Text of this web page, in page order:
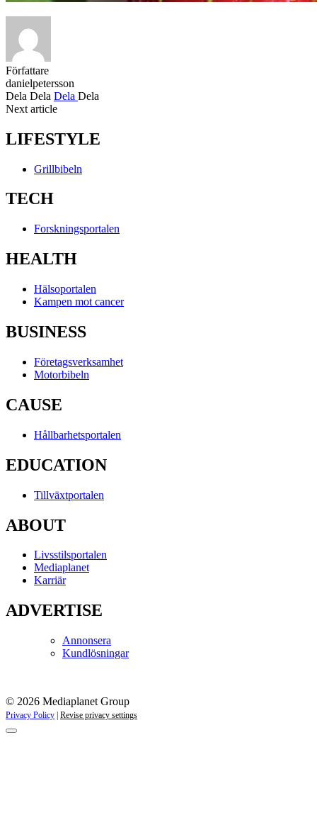
Författare
danielpetersson
Dela Dela Dela Dela
Next article
LIFESTYLE
Grillbibeln
TECH
Forskningsportalen
HEALTH
Hälsoportalen
Kampen mot cancer
BUSINESS
Företagsverksamhet
Motorbibeln
CAUSE
Hållbarhetsportalen
EDUCATION
Tillväxtportalen
ABOUT
Livsstilsportalen
Mediaplanet
Karriär
ADVERTISE
Annonsera
Kundlösningar
© 2026 Mediaplanet Group
Privacy Policy Revise privacy settings